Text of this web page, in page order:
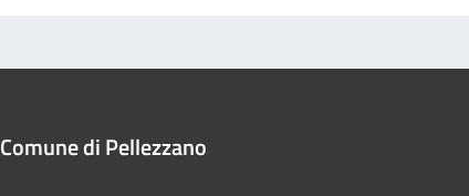
Comune di Pellezzano